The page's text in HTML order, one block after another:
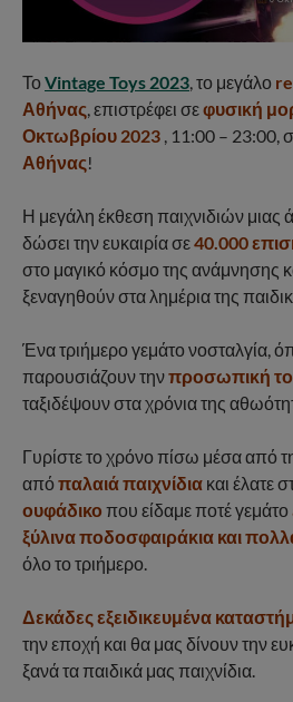
Το Vintage Toys 2023, το μεγάλο
Αθήνας, επιστρέφει σεφυσική
Οκτωβρίου 2023 , 11:00 – 23:00,
Αθήνας!
Η μεγάλη έκθεση παιχνιδιών μιας
δώσει την ευκαιρία σε40.000
στο μαγικό κόσμο της ανάμνησης
ξεναγηθούν στα λημέρια της
Ένα τριήμερο γεμάτο νοσταλγία,
παρουσιάζουν τηνπροσωπική
ταξιδέψουν στα χρόνια της
Γυρίστε το χρόνο πίσω μέσα από
από παλαιά παιχνίδια και έλατε
ουφάδικο που είδαμε ποτέ γεμάτο
ξύλινα ποδοσφαιράκια και
όλο το τριήμερο.
Δεκάδες εξειδικευμένα
την εποχή και θα μας δίνουν την
ξανά τα παιδικά μας παιχνίδια.